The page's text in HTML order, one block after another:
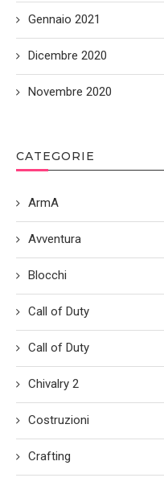
Gennaio 2021
Dicembre 2020
Novembre 2020
CATEGORIE
ArmA
Avventura
Blocchi
Call of Duty
Call of Duty
Chivalry 2
Costruzioni
Crafting